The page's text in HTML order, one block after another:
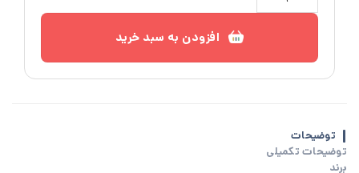
افزودن به سبد خرید
توضیحات
توضیحات تکمیلی
برند